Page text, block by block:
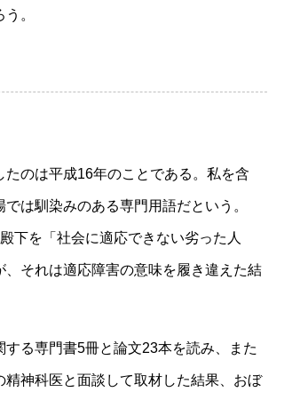
。
のは平成16年のことである。私を含
は馴染みのある専門用語だという。
下を「社会に適応できない劣った人
それは適応障害の意味を履き違えた結
る専門書5冊と論文23本を読み、また
神科医と面談して取材した結果、おぼ